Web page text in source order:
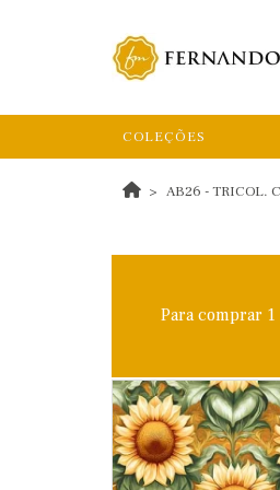
COLEÇÕES
AB26 - TRICOL.
Para comprar